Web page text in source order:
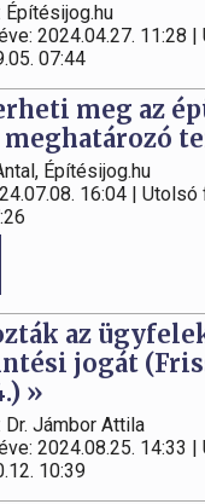
Építésijog.hu
2024.04.27. 11:28
07:44
meg az
Építésijog.hu
16:04 |
az
jogát
»
Jámbor Attila
2024.08.25. 14:33
10:39